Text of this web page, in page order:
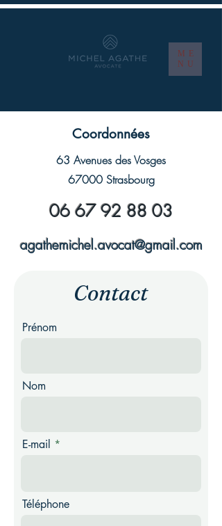
ME
NU
Coordonnées
63 Avenues des Vosges
67000 Strasbourg
06 67 92 88 03
agathemichel.avocat@gmail.com
Contact
Prénom
Nom
E-mail
Téléphone